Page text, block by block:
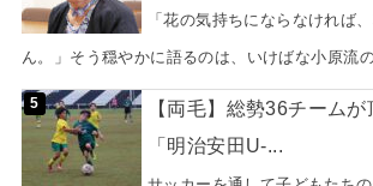
「花の気持ちにならなければ
ん。」そう穏やかに語るのは、いけばな小原流
【両毛】総勢36チームが
「明治安田U-...